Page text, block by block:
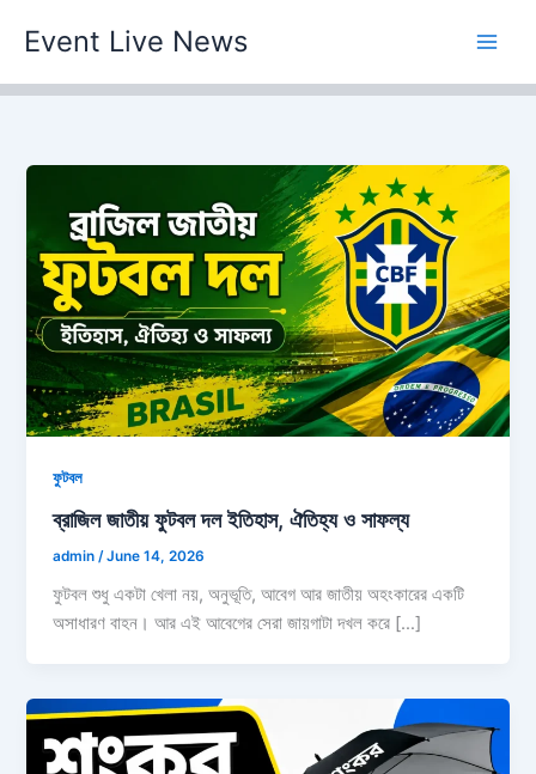
Event Live News
ফুটবল
ব্রাজিল জাতীয় ফুটবল দল ইতিহাস, ঐতিহ্য ও সাফল্য
admin /June 14, 2026
ফুটবল শুধু একটা খেলা নয়, অনুভূতি, আবেগ আর জাতীয় অহংকারের একটি
অসাধারণ বাহন। আর এই আবেগের সেরা জায়গাটা দখল করে […]